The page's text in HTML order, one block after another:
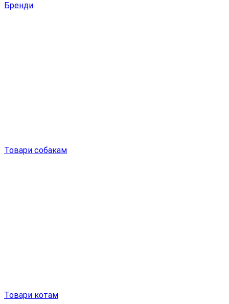
Бренди
Товари собакам
Товари котам